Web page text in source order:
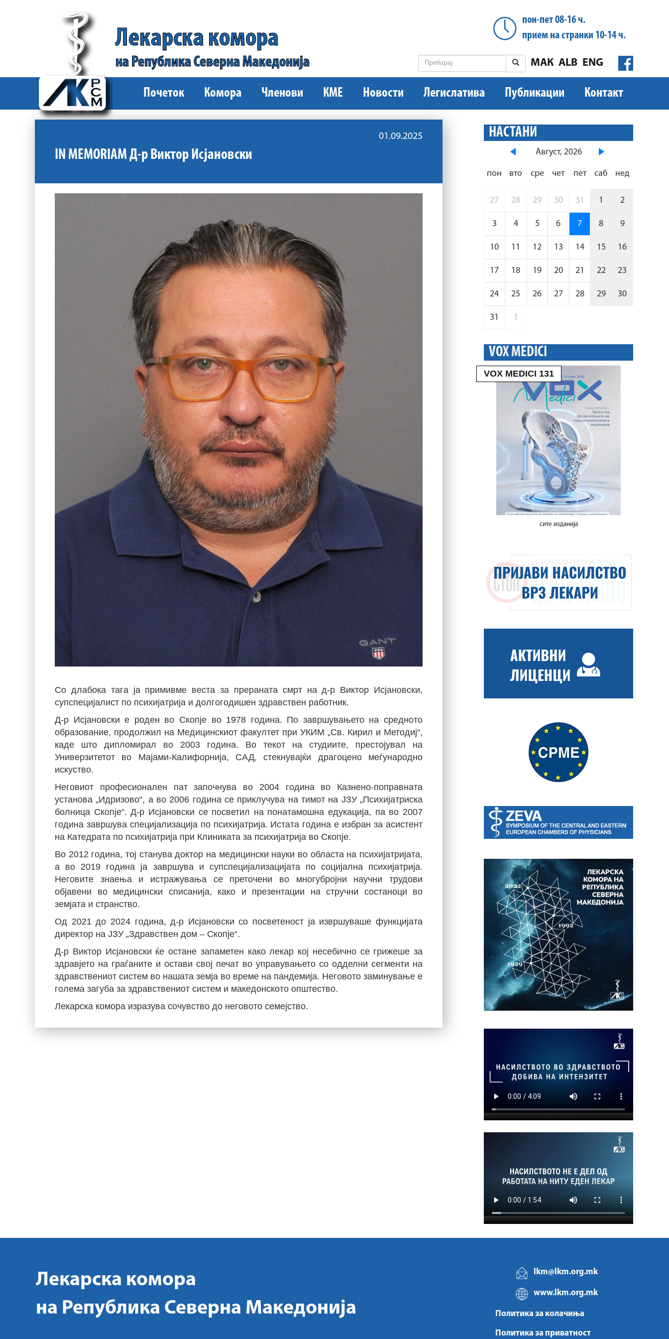
Лекарска комора
на Република Северна Македонија
пон-пет 08-16 ч.
прием на странки 10-14 ч.
ENG
ALB
МАК
Почеток Комора Членови КМЕ Новости Легислатива Публикации Контакт
01.09.2025
IN MEMORIAM Д-р Виктор Исјановски
Со длабока тага ја примивме веста за прераната смрт на д-р Виктор Исјановски,
супспецијалист по психијатрија и долгогодишен здравствен работник.
Д-р Исјановски е роден во Скопје во 1978 година. По завршувањето на средното
образование, продолжил на Медицинскиот факултет при УКИМ „Св. Кирил и Методиј“,
каде што дипломирал во 2003 година. Во текот на студиите, престојувал на
Универзитетот во Мајами-Калифорнија, САД, стекнувајќи драгоцено меѓународно
искуство.
Неговиот професионален пат започнува во 2004 година во Казнено-поправната
установа „Идризово“, а во 2006 година се приклучува на тимот на ЈЗУ „Психијатриска
болница Скопје“. Д-р Исјановски се посветил на понатамошна едукација, па во 2007
година завршува специјализација по психијатрија. Истата година е избран за асистент
на Катедрата по психијатрија при Клиниката за психијатрија во Скопје.
Во 2012 година, тој станува доктор на медицински науки во областа на психијатријата,
а во 2019 година ја завршува и супспецијализацијата по социјална психијатрија.
Неговите знаења и истражувања се преточени во многубројни научни трудови
објавени во медицински списанија, како и презентации на стручни состаноци во
земјата и странство.
Од 2021 до 2024 година, д-р Исјановски со посветеност ја извршуваше функцијата
директор на ЈЗУ „Здравствен дом – Скопје“.
Д-р Виктор Исјановски ќе остане запаметен како лекар кој несебично се грижеше за
здравјето на граѓаните и остави свој печат во управувањето со одделни сегменти на
здравствениот систем во нашата земја во време на пандемија. Неговото заминување е
голема загуба за здравствениот систем и македонското општество.
Лекарска комора изразува сочувство до неговото семејство.
НАСТАНИ
Август, 2026
пон вто сре чет пет саб нед
27 28 29 30 31 1 2
3 4 5 6 7 8 9
10 11 12 13 14 15 16
17 18 19 20 21 22 23
24 25 26 27 28 29 30
31 1
VOX MEDICI
VOX MEDICI 131
сите изданија
Лекарска комора
на Република Северна Македонија
lkm@lkm.org.mk
www.lkm.org.mk
Политика за колачиња
Политика за приватност